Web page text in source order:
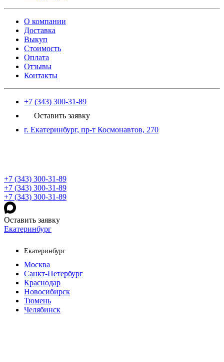
О компании
Доставка
Выкуп
Стоимость
Оплата
Отзывы
Контакты
+7 (343) 300-31-89
Оставить заявку
г. Екатеринбург, пр-т Космонавтов, 270
+7 (343) 300-31-89
+7 (343) 300-31-89
+7 (343) 300-31-89
Оставить заявку
Екатеринбург
Екатеринбург
Москва
Санкт-Петербург
Краснодар
Новосибирск
Тюмень
Челябинск